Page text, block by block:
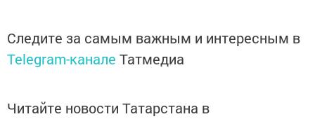
Следите за самым важным и интересным в
Telegram-канале Татмедиа
Читайте новости Татарстана в